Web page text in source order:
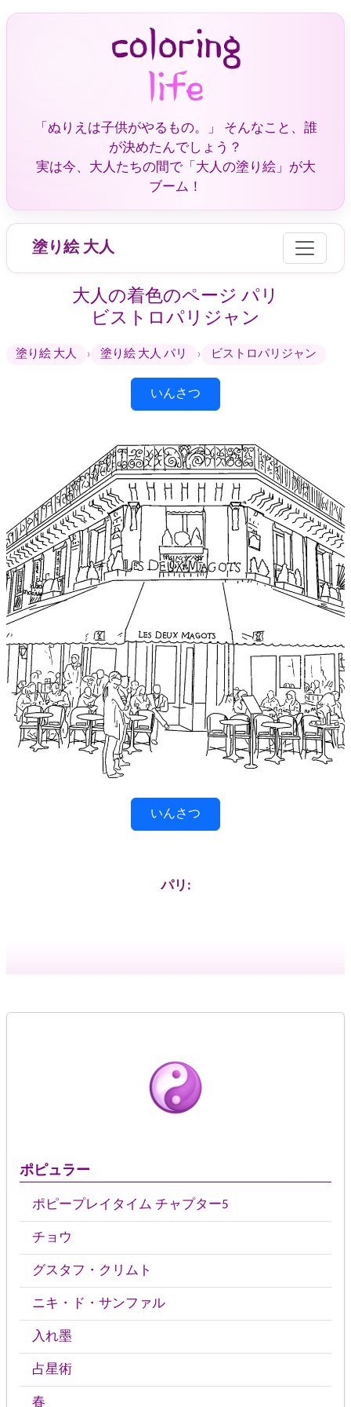
ポピュラー
ポピープレイタイム チャプター5
チョウ
グスタフ・クリムト
ニキ・ド・サンファル
入れ墨
占星術
春
「ぬりえは子供がやるもの。」 そんなこと、誰
が決めたんでしょう？
実は今、大人たちの間で「大人の塗り絵」が大
ブーム！
塗り絵 大人
大人の着色のページ パリ
ビストロパリジャン
塗り絵 大人 › 塗り絵 大人 パリ › ビストロパリジャン
いんさつ
いんさつ
パリ: